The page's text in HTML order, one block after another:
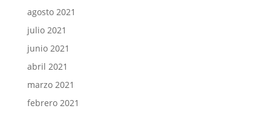
agosto 2021
julio 2021
junio 2021
abril 2021
marzo 2021
febrero 2021